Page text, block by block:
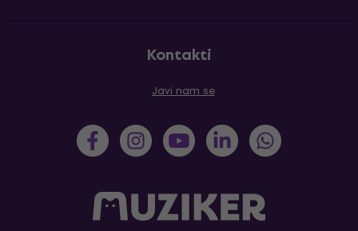
Kontakti
Javi nam se